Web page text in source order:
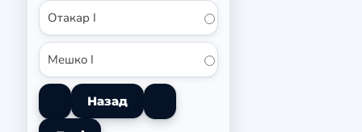
Отакар I
Мешко I